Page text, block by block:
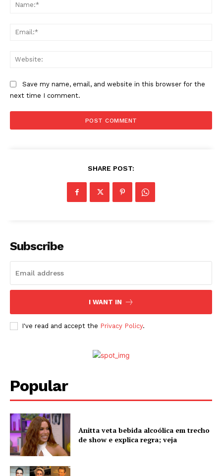
Save my name, email, and website in this browser for the
next time I comment.
SHARE POST:
Subscribe
I WANT IN
I've read and accept the Privacy Policy.
Popular
Anitta veta bebida alcoólica em trecho
de show e explica regra; veja